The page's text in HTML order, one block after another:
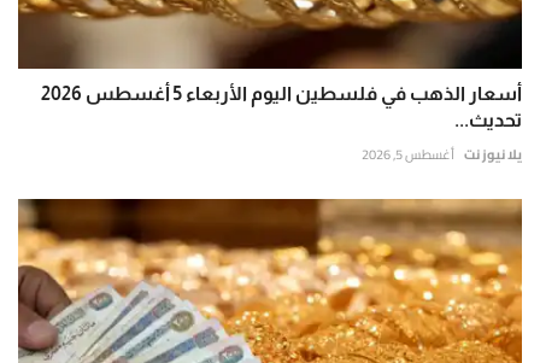
أسعار الذهب في فلسطين اليوم الأربعاء 5 أغسطس 2026
تحديث...
يلا نيوز نت أغسطس 5, 2026